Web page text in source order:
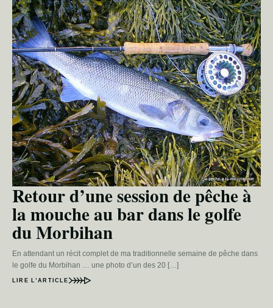
Retour d’une session de pêche à
la mouche au bar dans le golfe
du Morbihan
En attendant un récit complet de ma traditionnelle semaine de pêche dans
le golfe du Morbihan … une photo d’un des 20 […]
LIRE L’ARTICLE